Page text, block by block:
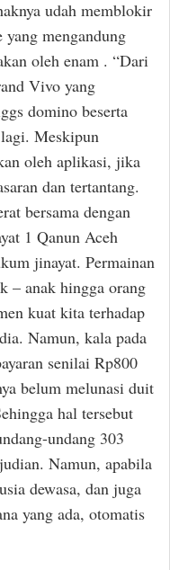
udah memblokir
mengandung
oleh enam . “Dari
Vivo yang
domino beserta
Meskipun
oleh aplikasi, jika
dan tertantang.
bersama dengan
1 Qanun Aceh
jinayat. Permainan
– anak hingga orang
kuat kita terhadap
Namun, kala pada
senilai Rp800
belum melunasi duit
hal tersebut
undang 303
Namun, apabila
dewasa, dan juga
yang ada, otomatis